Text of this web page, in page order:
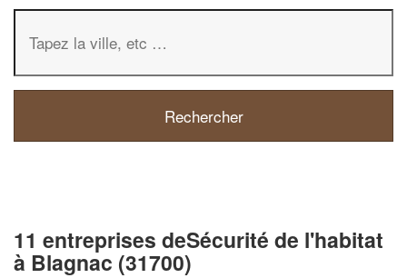
11 entreprises deSécurité de l'habitat
à Blagnac (31700)